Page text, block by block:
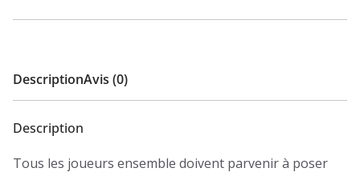
DescriptionAvis (0)
Description
Tous les joueurs ensemble doivent parvenir à poser